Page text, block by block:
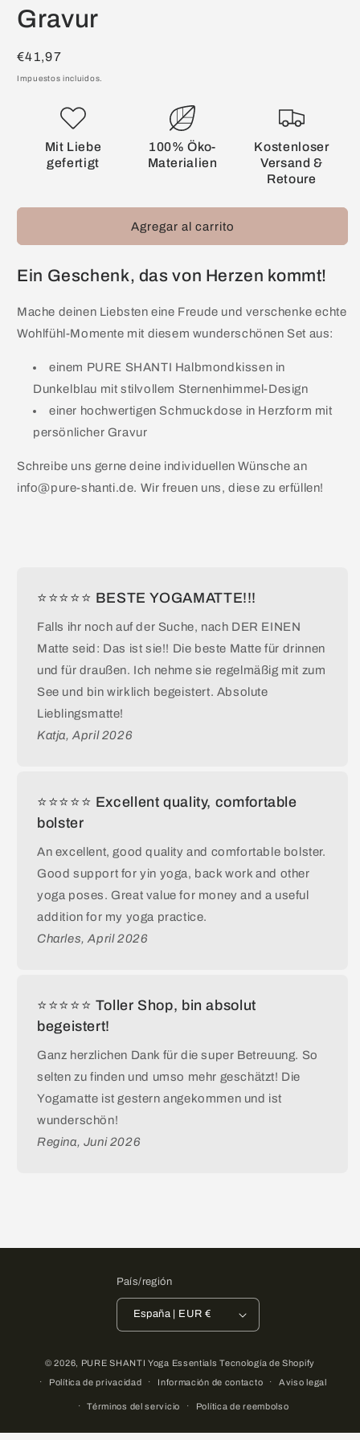
Gravur
Precio
habitual
€41,97
Impuestos incluidos.
Mit Liebe
gefertigt
100% Öko-
Materialien
Kostenloser
Versand &
Retoure
Agregar al carrito
Ein Geschenk, das von Herzen kommt!
Mache deinen Liebsten eine Freude und verschenke echte
Wohlfühl-Momente mit diesem wunderschönen Set aus:
einem PURE SHANTI Halbmondkissen in
Dunkelblau mit stilvollem Sternenhimmel-Design
einer hochwertigen Schmuckdose in Herzform mit
persönlicher Gravur
Schreibe uns gerne deine individuellen Wünsche an
info@pure-shanti.de. Wir freuen uns, diese zu erfüllen!
⭐⭐⭐⭐⭐ BESTE YOGAMATTE!!!
Falls ihr noch auf der Suche, nach DER EINEN
Matte seid: Das ist sie!! Die beste Matte für drinnen
und für draußen. Ich nehme sie regelmäßig mit zum
See und bin wirklich begeistert. Absolute
Lieblingsmatte!
Katja, April 2026
⭐⭐⭐⭐⭐ Excellent quality, comfortable
bolster
An excellent, good quality and comfortable bolster.
Good support for yin yoga, back work and other
yoga poses. Great value for money and a useful
addition for my yoga practice.
Charles, April 2026
⭐⭐⭐⭐⭐ Toller Shop, bin absolut
begeistert!
Ganz herzlichen Dank für die super Betreuung. So
selten zu finden und umso mehr geschätzt! Die
Yogamatte ist gestern angekommen und ist
wunderschön!
Regina, Juni 2026
País/región
España | EUR €
© 2026, PURE SHANTI Yoga Essentials Tecnología de Shopify
Política de privacidad
Información de contacto Aviso legal
Términos del servicio Política de reembolso